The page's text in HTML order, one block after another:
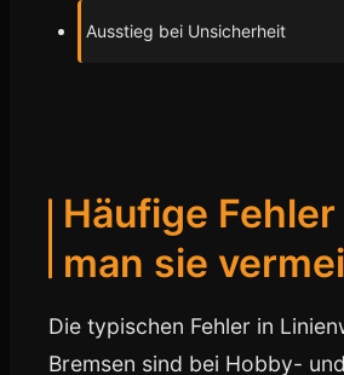
Ausstieg bei Unsicherheit
Häufige
man sie
Die typischen Fehler in
Bremsen sind bei Hobby- und